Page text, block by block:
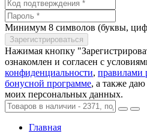
Минимум 8 символов (буквы,
Нажимая кнопку
ознакомлен и согласен с
конфиденциальности, правилами
бонусной программе, а также даю
моих персональных данных.
Главная